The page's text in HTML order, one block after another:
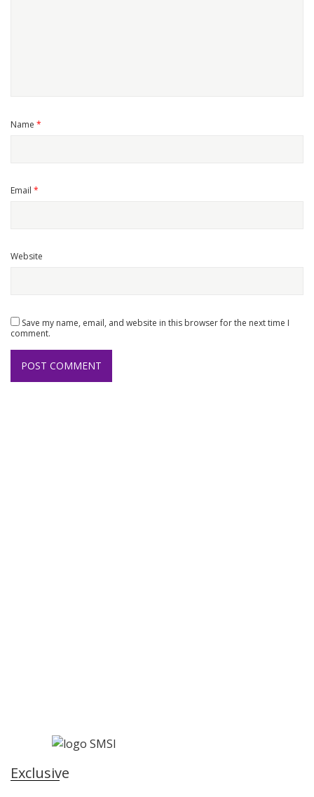
Name *
Email *
Website
Save my name, email, and website in this browser for the next time I
comment.
Exclusive